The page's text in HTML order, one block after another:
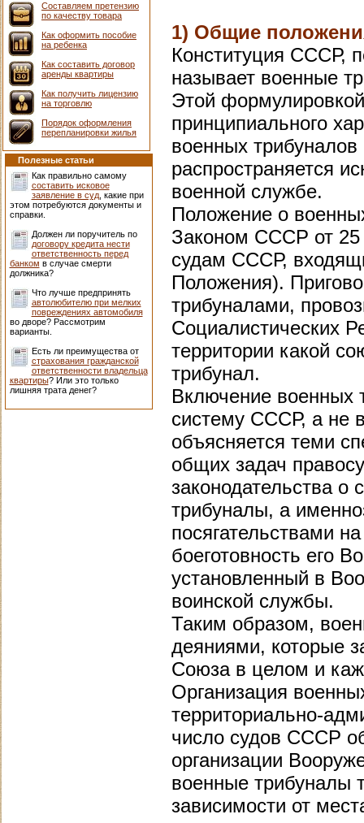
Составляем претензию
по качеству товара
Как оформить пособие
на ребенка
Как составить договор
аренды квартиры
Как получить лицензию
на торговлю
Порядок оформления
перепланировки жилья
Полезные статьи
Как правильно самому
составить исковое
заявление в суд, какие при
этом потребуются документы и
справки.
Должен ли поручитель по
договору кредита нести
ответственность перед
банком в случае смерти
должника?
Что лучше предпринять
автолюбителю при мелких
повреждениях автомобиля
во дворе? Рассмотрим
варианты.
Есть ли преимущества от
страхования гражданской
ответственности владельца
квартиры? Или это только
лишняя трата денег?
1) Общие
Конституция СССР,
называет военные
Этой
принципиального
военных
распространяется
военной службе.
Положение о
Законом СССР от 25
судам СССР,
Положения).
трибуналами,
Социалистических
территории какой
трибунал.
Включение военных
систему СССР, а не
объясняется теми
общих задач
законодательства о
трибуналы, а
посягательствами
боеготовность его
установленный в
воинской службы.
Таким образом,
деяниями, которые
Союза в целом и
Организация
территориально-
число судов СССР
организации
военные трибуналы
зависимости от